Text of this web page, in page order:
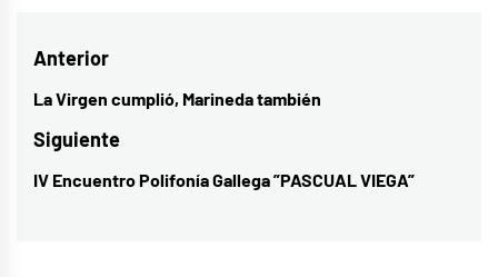
Navegación
de
entradas
Anterior
Entrada
anterior:
La Virgen cumplió, Marineda también
Siguiente
Entrada
IV Encuentro Polifonía Gallega ”PASCUAL VIEGA”